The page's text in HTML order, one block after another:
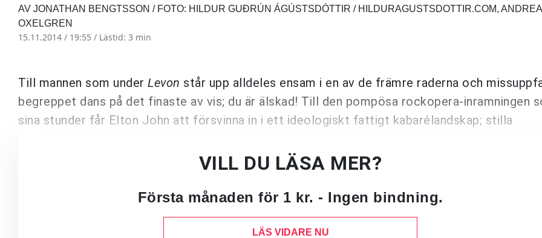
AV JONATHAN BENGTSSON / FOTO: HILDUR GUÐRÚN ÁGÚSTSDÓTTIR / HILDURAGUSTSDOTTIR.COM,
OXELGREN
15.11.2014 / 19:55 / Lästid: 3 min
Till mannen som under Levon står upp alldeles ensam i en av de främre raderna och
begreppet dans på det finaste av vis; du är älskad! Till den pompösa rockopera-inramningen
sina stunder får Elton John att försvinna in i ett ideologiskt fattigt kabarélandskap; stilla
VILL DU LÄSA MER?
Första månaden för 1 kr. - Ingen bindning.
LÄS VIDARE NU